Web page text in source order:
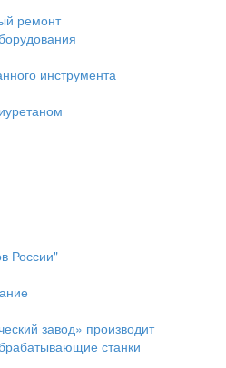
ремонт
инструмента
России"
завод» производит
станки